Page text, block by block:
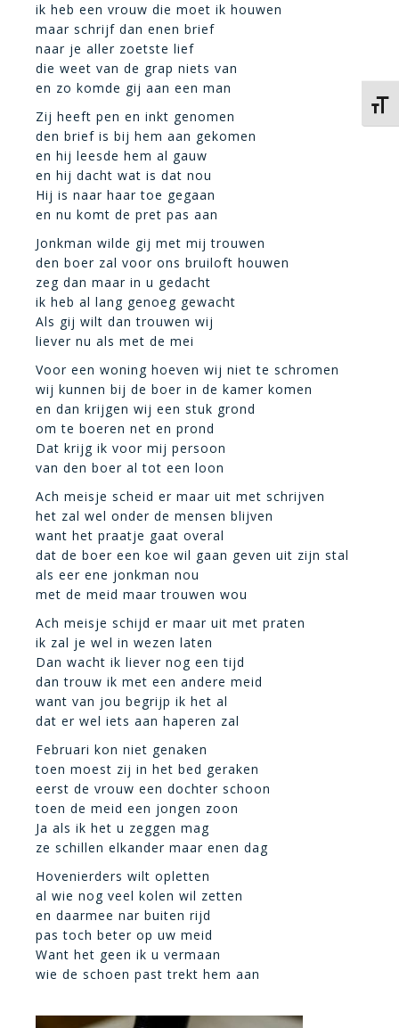
ik heb een vrouw die moet ik houwen
maar schrijf dan enen brief
naar je aller zoetste lief
die weet van de grap niets van
en zo komde gij aan een man
Zij heeft pen en inkt genomen
den brief is bij hem aan gekomen
en hij leesde hem al gauw
en hij dacht wat is dat nou
Hij is naar haar toe gegaan
en nu komt de pret pas aan
Jonkman wilde gij met mij trouwen
den boer zal voor ons bruiloft houwen
zeg dan maar in u gedacht
ik heb al lang genoeg gewacht
Als gij wilt dan trouwen wij
liever nu als met de mei
Voor een woning hoeven wij niet te schromen
wij kunnen bij de boer in de kamer komen
en dan krijgen wij een stuk grond
om te boeren net en prond
Dat krijg ik voor mij persoon
van den boer al tot een loon
Ach meisje scheid er maar uit met schrijven
het zal wel onder de mensen blijven
want het praatje gaat overal
dat de boer een koe wil gaan geven uit zijn stal
als eer ene jonkman nou
met de meid maar trouwen wou
Ach meisje schijd er maar uit met praten
ik zal je wel in wezen laten
Dan wacht ik liever nog een tijd
dan trouw ik met een andere meid
want van jou begrijp ik het al
dat er wel iets aan haperen zal
Februari kon niet genaken
toen moest zij in het bed geraken
eerst de vrouw een dochter schoon
toen de meid een jongen zoon
Ja als ik het u zeggen mag
ze schillen elkander maar enen dag
Hovenierders wilt opletten
al wie nog veel kolen wil zetten
en daarmee nar buiten rijd
pas toch beter op uw meid
Want het geen ik u vermaan
wie de schoen past trekt hem aan